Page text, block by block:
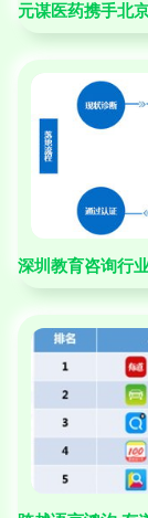
元谋医药携手北
深圳教育咨询行